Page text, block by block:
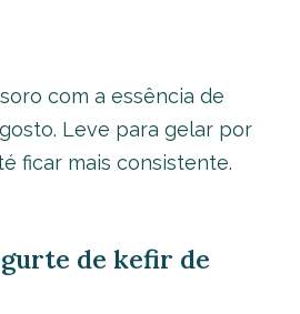
com a essência de
Leve para gelar por
ficar mais consistente.
de kefir de